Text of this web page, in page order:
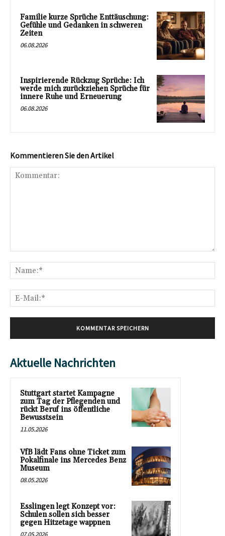
Familie kurze Sprüche Enttäuschung:
Gefühle und Gedanken in schweren
Zeiten
06.08.2026
Inspirierende Rückzug Sprüche: Ich
werde mich zurückziehen Sprüche für
innere Ruhe und Erneuerung
06.08.2026
Kommentieren Sie den Artikel
Aktuelle Nachrichten
Stuttgart startet Kampagne
zum Tag der Pflegenden und
rückt Beruf ins öffentliche
Bewusstsein
11.05.2026
VfB lädt Fans ohne Ticket zum
Pokalfinale ins Mercedes Benz
Museum
08.05.2026
Esslingen legt Konzept vor:
Schulen sollen sich besser
gegen Hitzetage wappnen